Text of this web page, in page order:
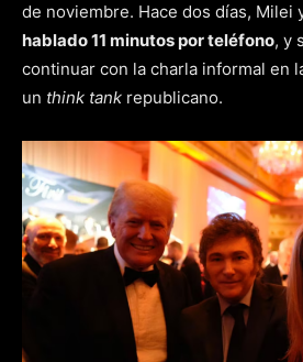
de noviembre. Hace dos días, Milei
hablado 11 minutos por teléfono, y
continuar con la charla informal en
un think tank republicano.